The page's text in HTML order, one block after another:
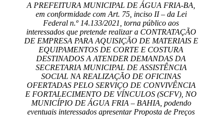
A PREFEITURA MUNICIPAL DE ÁGUA FRIA-BA,
em conformidade com Art. 75, inciso II – da Lei
Federal n.º 14.133/2021, torna público aos
interessados que pretende realizar a CONTRATAÇÃO
DE EMPRESA PARA AQUISIÇÃO DE MATERIAIS E
EQUIPAMENTOS DE CORTE E COSTURA
DESTINADOS A ATENDER DEMANDAS DA
SECRETARIA MUNICIPAL DE ASSISTÊNCIA
SOCIAL NA REALIZAÇÃO DE OFICINAS
OFERTADAS PELO SERVIÇO DE CONVIVÊNCIA
E FORTALECIMENTO DE VÍNCULOS (SCFV), NO
MUNICÍPIO DE ÁGUA FRIA – BAHIA, podendo
eventuais interessados apresentar Proposta de Preços